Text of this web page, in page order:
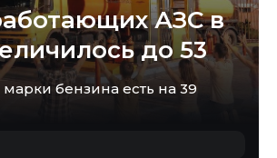
АЗС в
до 53
бензина есть на 39